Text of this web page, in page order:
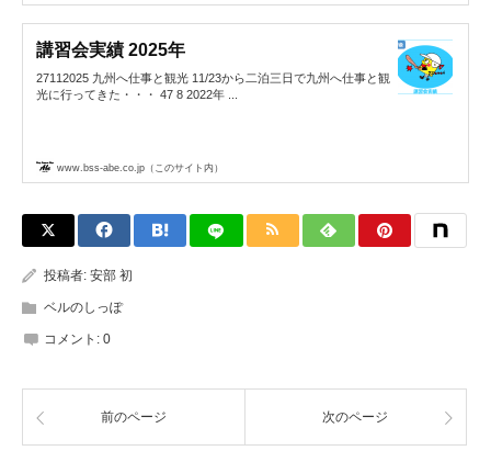
講習会実績 2025年
27112025 九州へ仕事と観光 11/23から二泊三日で九州へ仕事と観
光に行ってきた・・・ 47 8 2022年 ...
www.bss-abe.co.jp（このサイト内）
投稿者: 安部 初
ベルのしっぽ
コメント: 0
前のページ 次のページ